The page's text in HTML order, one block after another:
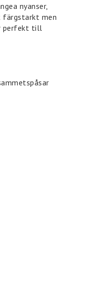
nyanser,
färgstarkt men
perfekt till